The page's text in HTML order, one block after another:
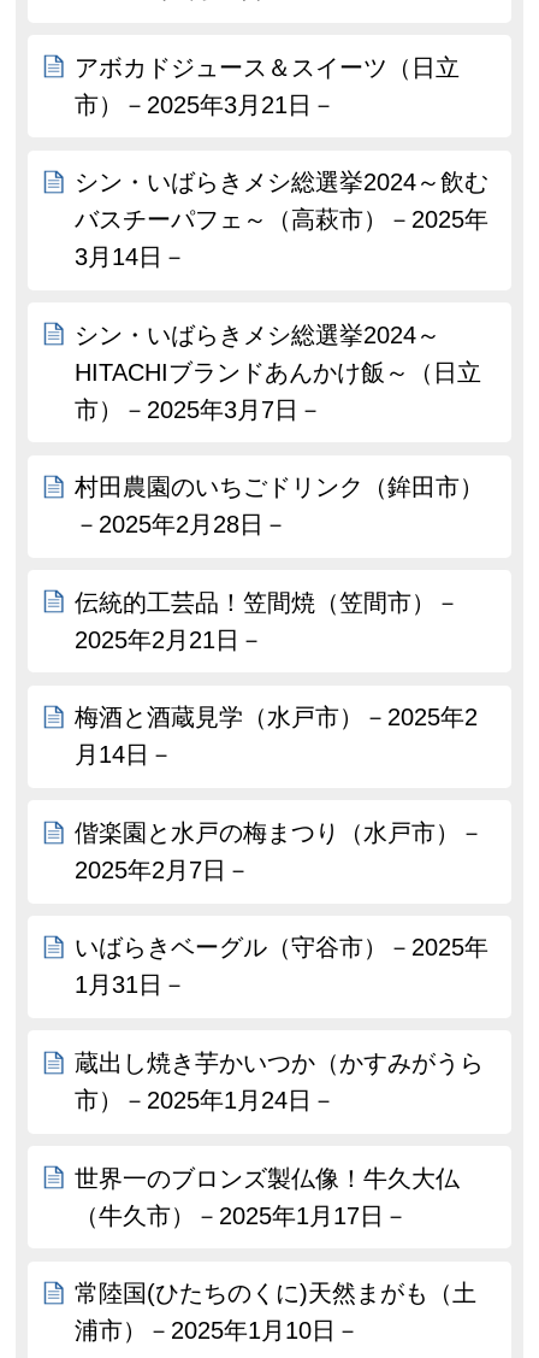
アボカドジュース＆スイーツ（日立
市）－2025年3月21日－
シン・いばらきメシ総選挙2024～飲む
バスチーパフェ～（高萩市）－2025年
3月14日－
シン・いばらきメシ総選挙2024～
HITACHIブランドあんかけ飯～（日立
市）－2025年3月7日－
村田農園のいちごドリンク（鉾田市）
－2025年2月28日－
伝統的工芸品！笠間焼（笠間市）－
2025年2月21日－
梅酒と酒蔵見学（水戸市）－2025年2
月14日－
偕楽園と水戸の梅まつり（水戸市）－
2025年2月7日－
いばらきベーグル（守谷市）－2025年
1月31日－
蔵出し焼き芋かいつか（かすみがうら
市）－2025年1月24日－
世界一のブロンズ製仏像！牛久大仏
（牛久市）－2025年1月17日－
常陸国(ひたちのくに)天然まがも（土
浦市）－2025年1月10日－